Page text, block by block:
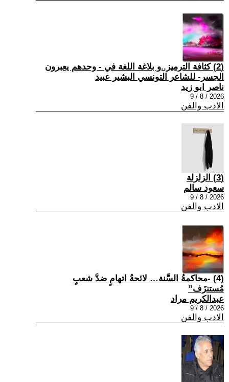
(2) كثافة الترميز..و بلاغة اللغة في - وحدهم يعبرون
الجسر- للشاعر التونسي البشير عبيد
ناصر ابو زيد
2026 / 8 / 9
الادب والفن
(3) الزلزلة
سعود سالم
2026 / 8 / 9
الادب والفن
(4) -محاكمةُ السَّنة… لائحةُ اتهامٍ ضدَّ شعبٍ
مُستنزَف”
عبدالكريم مراد
2026 / 8 / 9
الادب والفن